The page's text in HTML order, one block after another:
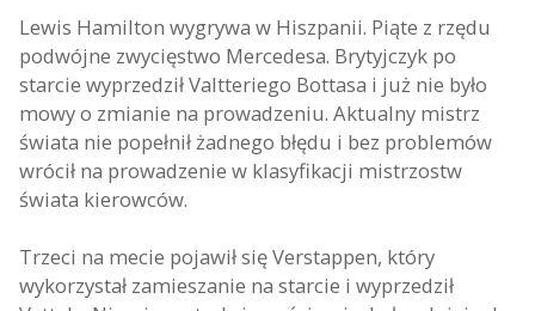
Lewis Hamilton wygrywa w Hiszpanii. Piąte z rzędu
podwójne zwycięstwo Mercedesa. Brytyjczyk po
starcie wyprzedził Valtteriego Bottasa i już nie było
mowy o zmianie na prowadzeniu. Aktualny mistrz
świata nie popełnił żadnego błędu i bez problemów
wrócił na prowadzenie w klasyfikacji mistrzostw
świata kierowców.
Trzeci na mecie pojawił się Verstappen, który
wykorzystał zamieszanie na starcie i wyprzedził